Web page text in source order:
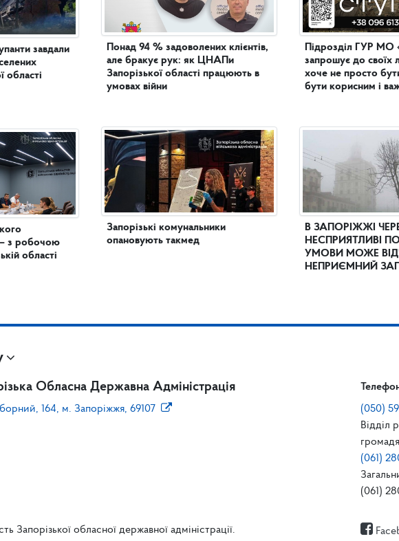
завдали
області
з робочою
області
Понад 94 % задоволених клієнтів,
але бракує рук: як ЦНАПи
Запорізької області працюють в
умовах війни
Запорізькі комунальники
опановують такмед
Підрозділ ГУР МО
запрошує до своїх
хоче не просто
бути корисним і
В ЗАПОРІЖЖІ
НЕСПРИЯТЛИВІ
УМОВИ МОЖЕ
НЕПРИЄМНИЙ
Обласна Державна Адміністрація
164, м. Запоріжжя, 69107
(050)
Відділ
(061)
(061)
Запорізької обласної державної адміністрації.